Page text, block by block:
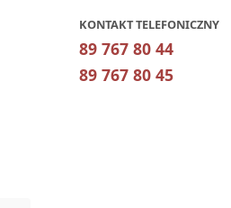
KONTAKT TELEFONICZNY
89 767 80 44
89 767 80 45